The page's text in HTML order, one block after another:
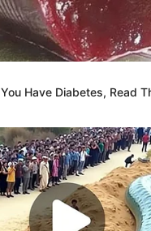
Have Diabetes, Read